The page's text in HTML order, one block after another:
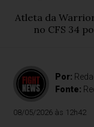
Atleta da
no CFS 34
Por:
Fonte:
08/05/2026 às 12h42